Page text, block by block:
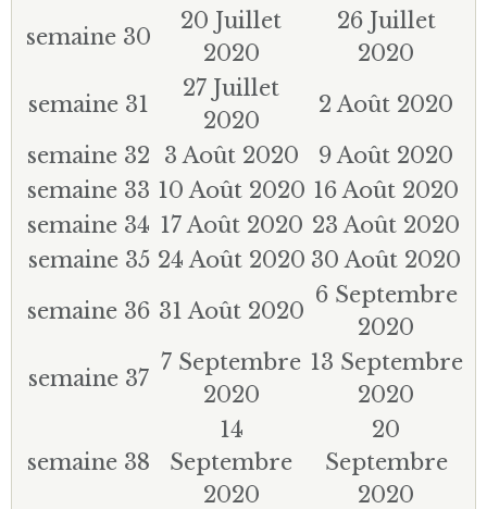
semaine 30
20 Juillet
2020
26 Juillet
2020
semaine 31
27 Juillet
2020
2 Août 2020
semaine 32
3 Août 2020
9 Août 2020
semaine 33 10 Août 2020 16 Août 2020
semaine 34 17 Août 2020 23 Août 2020
semaine 35 24 Août 2020 30 Août 2020
semaine 36 31 Août 2020
6 Septembre
2020
semaine 37
7 Septembre
2020
13 Septembre
2020
semaine 38
14
Septembre
2020
20
Septembre
2020